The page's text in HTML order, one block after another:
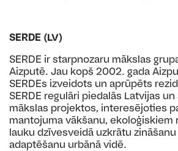
SERDE (LV)
SERDE ir starpnozaru mākslas
Aizputē. Jau kopš 2002. gada
SERDEs izveidots un aprūpēts
SERDE regulāri piedalās Latvijas
mākslas projektos, interesējoties
mantojuma vākšanu, ekoloģiskiem
lauku dzīvesveidā uzkrātu
adaptēšanu urbānā vidē.